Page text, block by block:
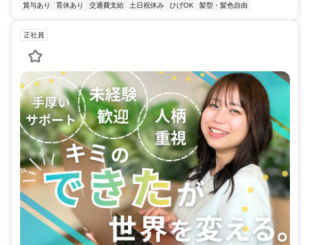
賞与あり
育休あり 交通費支給 土日祝休み ひげOK 髪型・髪色自由
正社員